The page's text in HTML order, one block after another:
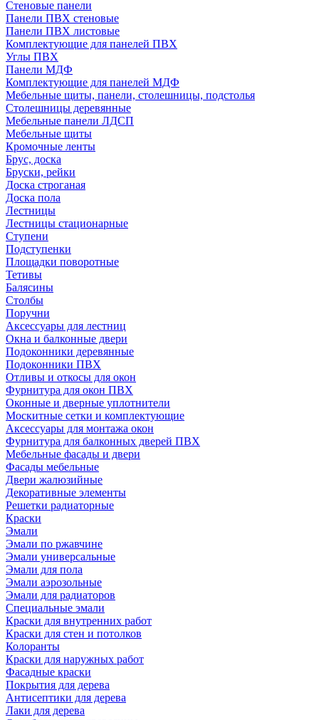
Стеновые панели
Панели ПВХ стеновые
Панели ПВХ листовые
Комплектующие для панелей ПВХ
Углы ПВХ
Панели МДФ
Комплектующие для панелей МДФ
Мебельные щиты, панели, столешницы, подстолья
Столешницы деревянные
Мебельные панели ЛДСП
Мебельные щиты
Кромочные ленты
Брус, доска
Бруски, рейки
Доска строганая
Доска пола
Лестницы
Лестницы стационарные
Ступени
Подступенки
Площадки поворотные
Тетивы
Балясины
Столбы
Поручни
Аксессуары для лестниц
Окна и балконные двери
Подоконники деревянные
Подоконники ПВХ
Отливы и откосы для окон
Фурнитура для окон ПВХ
Оконные и дверные уплотнители
Москитные сетки и комплектующие
Аксессуары для монтажа окон
Фурнитура для балконных дверей ПВХ
Мебельные фасады и двери
Фасады мебельные
Двери жалюзийные
Декоративные элементы
Решетки радиаторные
Краски
Эмали
Эмали по ржавчине
Эмали универсальные
Эмали для пола
Эмали аэрозольные
Эмали для радиаторов
Специальные эмали
Краски для внутренних работ
Краски для стен и потолков
Колоранты
Краски для наружных работ
Фасадные краски
Покрытия для дерева
Антисептики для дерева
Лаки для дерева